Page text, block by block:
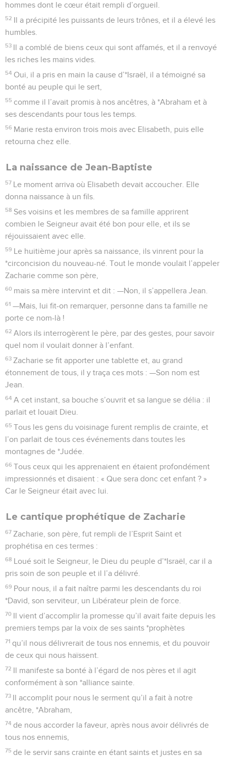
hommes dont le cœur était rempli d’orgueil.
52 Il a précipité les puissants de leurs trônes, et il a élevé les
humbles.
53 Il a comblé de biens ceux qui sont affamés, et il a renvoyé
les riches les mains vides.
54 Oui, il a pris en main la cause d’*Israël, il a témoigné sa
bonté au peuple qui le sert,
55 comme il l’avait promis à nos ancêtres, à *Abraham et à
ses descendants pour tous les temps.
56 Marie resta environ trois mois avec Elisabeth, puis elle
retourna chez elle.
La naissance de Jean-Baptiste
57 Le moment arriva où Elisabeth devait accoucher. Elle
donna naissance à un fils.
58 Ses voisins et les membres de sa famille apprirent
combien le Seigneur avait été bon pour elle, et ils se
réjouissaient avec elle.
59 Le huitième jour après sa naissance, ils vinrent pour la
*circoncision du nouveau-né. Tout le monde voulait l’appeler
Zacharie comme son père,
60 mais sa mère intervint et dit : —Non, il s’appellera Jean.
61 —Mais, lui fit-on remarquer, personne dans ta famille ne
porte ce nom-là !
62 Alors ils interrogèrent le père, par des gestes, pour savoir
quel nom il voulait donner à l’enfant.
63 Zacharie se fit apporter une tablette et, au grand
étonnement de tous, il y traça ces mots : —Son nom est
Jean.
64 A cet instant, sa bouche s’ouvrit et sa langue se délia : il
parlait et louait Dieu.
65 Tous les gens du voisinage furent remplis de crainte, et
l’on parlait de tous ces événements dans toutes les
montagnes de *Judée.
66 Tous ceux qui les apprenaient en étaient profondément
impressionnés et disaient : « Que sera donc cet enfant ? »
Car le Seigneur était avec lui.
Le cantique prophétique de Zacharie
67 Zacharie, son père, fut rempli de l’Esprit Saint et
prophétisa en ces termes :
68 Loué soit le Seigneur, le Dieu du peuple d’*Israël, car il a
pris soin de son peuple et il l’a délivré.
69 Pour nous, il a fait naître parmi les descendants du roi
*David, son serviteur, un Libérateur plein de force.
70 Il vient d’accomplir la promesse qu’il avait faite depuis les
premiers temps par la voix de ses saints *prophètes
71 qu’il nous délivrerait de tous nos ennemis, et du pouvoir
de ceux qui nous haïssent.
72 Il manifeste sa bonté à l’égard de nos pères et il agit
conformément à son *alliance sainte.
73 Il accomplit pour nous le serment qu’il a fait à notre
ancêtre, *Abraham,
74 de nous accorder la faveur, après nous avoir délivrés de
tous nos ennemis,
75 de le servir sans crainte en étant saints et justes en sa